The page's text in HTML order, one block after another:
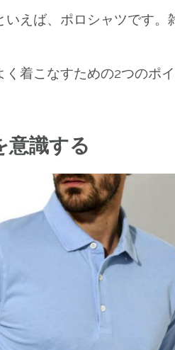
いえば、ポロシャツです
着こなすための2つのポ
意識する